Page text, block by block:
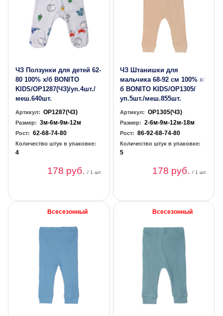
ЧЗ Ползунки для детей 62-
80 100% х/б BONITO
KIDS/OP1287(ЧЗ)/уп.4шт./
меш.640шт.
Артикул: OP1287(ЧЗ)
Размер: 3м-6м-9м-12м
Рост: 62-68-74-80
Количество штук в упаковке:
4
178 руб./ 1 шт.
ЧЗ Штанишки для
мальчика 68-92 см 100% х/
б BONITO KIDS/OP1305/
уп.5шт./меш.855шт.
Артикул: OP1305(ЧЗ)
Размер: 2-6м-9м-12м-18м
Рост: 86-92-68-74-80
Количество штук в упаковке:
5
178 руб./ 1 шт.
Всесезонный Всесезонный